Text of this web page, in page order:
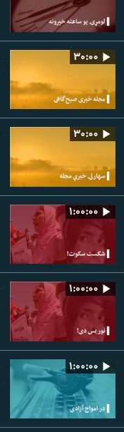
۳۰:۰۰
۳۰:۰۰
۱:۰۰:۰۰
۱:۰۰:۰۰
۱:۰۰:۰۰